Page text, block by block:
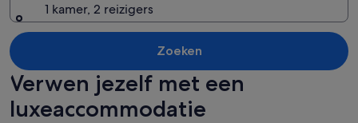
1 kamer, 2 reizigers
Zoeken
Verwen jezelf met een
luxeaccommodatie